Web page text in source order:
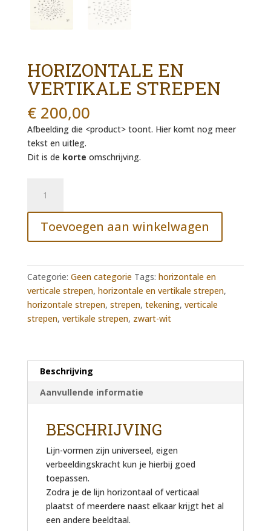
HORIZONTALE EN
VERTIKALE STREPEN
€200,00
Afbeelding die <product> toont. Hier komt nog meer
tekst en uitleg.
Dit is de korte omschrijving.
vertikale
strepen
aantal
Toevoegen aan winkelwagen
Categorie: Geen categorie Tags: horizontale en
verticale strepen, horizontale en vertikale strepen,
horizontale strepen, strepen, tekening, verticale
strepen, vertikale strepen, zwart-wit
Beschrijving
Aanvullende informatie
BESCHRIJVING
Lijn-vormen zijn universeel, eigen
verbeeldingskracht kun je hierbij goed
toepassen.
Zodra je de lijn horizontaal of verticaal
plaatst of meerdere naast elkaar krijgt het al
een andere beeldtaal.